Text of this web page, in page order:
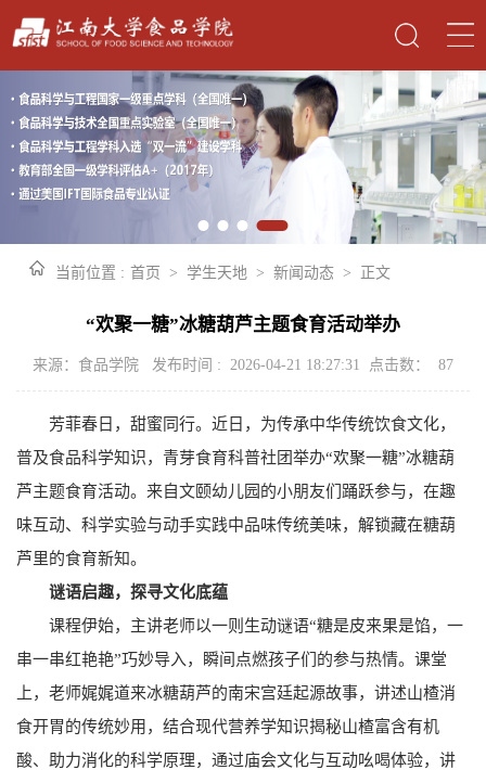
当前位置 : 首页 > 学生天地 > 新闻动态 > 正文
“欢聚一糖”冰糖葫芦主题食育活动举办
来源：食品学院 发布时间 : 2026-04-21 18:27:31 点击数： 87
芳菲春日，甜蜜同行。近日，为传承中华传统饮食文化，
普及食品科学知识，青芽食育科普社团举办“欢聚一糖”冰糖葫
芦主题食育活动。来自文颐幼儿园的小朋友们踊跃参与，在趣
味互动、科学实验与动手实践中品味传统美味，解锁藏在糖葫
芦里的食育新知。
谜语启趣，探寻文化底蕴
课程伊始，主讲老师以一则生动谜语“糖是皮来果是馅，一
串一串红艳艳”巧妙导入，瞬间点燃孩子们的参与热情。课堂
上，老师娓娓道来冰糖葫芦的南宋宫廷起源故事，讲述山楂消
食开胃的传统妙用，结合现代营养学知识揭秘山楂富含有机
酸、助力消化的科学原理，通过庙会文化与互动吆喝体验，讲